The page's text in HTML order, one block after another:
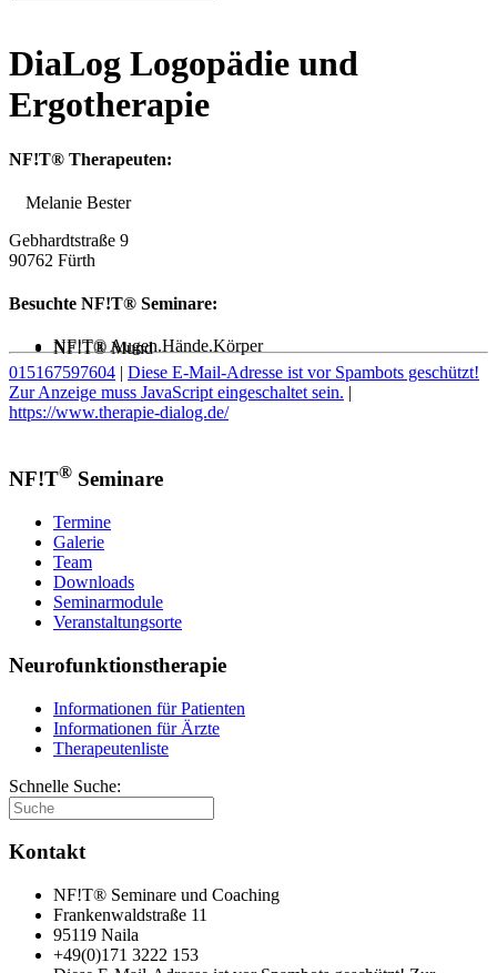
DiaLog Logopädie und
Ergotherapie
NF!T® Therapeuten:
Melanie Bester
Gebhardtstraße 9
90762 Fürth
Besuchte NF!T® Seminare:
NF!T® Mund
NF!T® Augen.Hände.Körper
015167597604 | Diese E-Mail-Adresse ist vor Spambots geschützt!
Zur Anzeige muss JavaScript eingeschaltet sein. |
https://www.therapie-dialog.de/
NF!T® Seminare
Termine
Galerie
Team
Downloads
Seminarmodule
Veranstaltungsorte
Neurofunktionstherapie
Informationen für Patienten
Informationen für Ärzte
Therapeutenliste
Schnelle Suche:
Kontakt
NF!T® Seminare und Coaching
Frankenwaldstraße 11
95119 Naila
+49(0)171 3222 153